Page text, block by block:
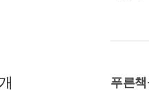
푸른